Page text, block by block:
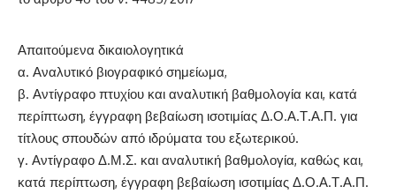
Απαιτούμενα δικαιολογητικά
α. Αναλυτικό βιογραφικό σημείωμα,
β. Αντίγραφο πτυχίου και αναλυτική βαθμολογία και, κατά
περίπτωση, έγγραφη βεβαίωση ισοτιμίας Δ.Ο.Α.Τ.Α.Π. για
τίτλους σπουδών από ιδρύματα του εξωτερικού.
γ. Αντίγραφο Δ.Μ.Σ. και αναλυτική βαθμολογία, καθώς και,
κατά περίπτωση, έγγραφη βεβαίωση ισοτιμίας Δ.Ο.Α.Τ.Α.Π.